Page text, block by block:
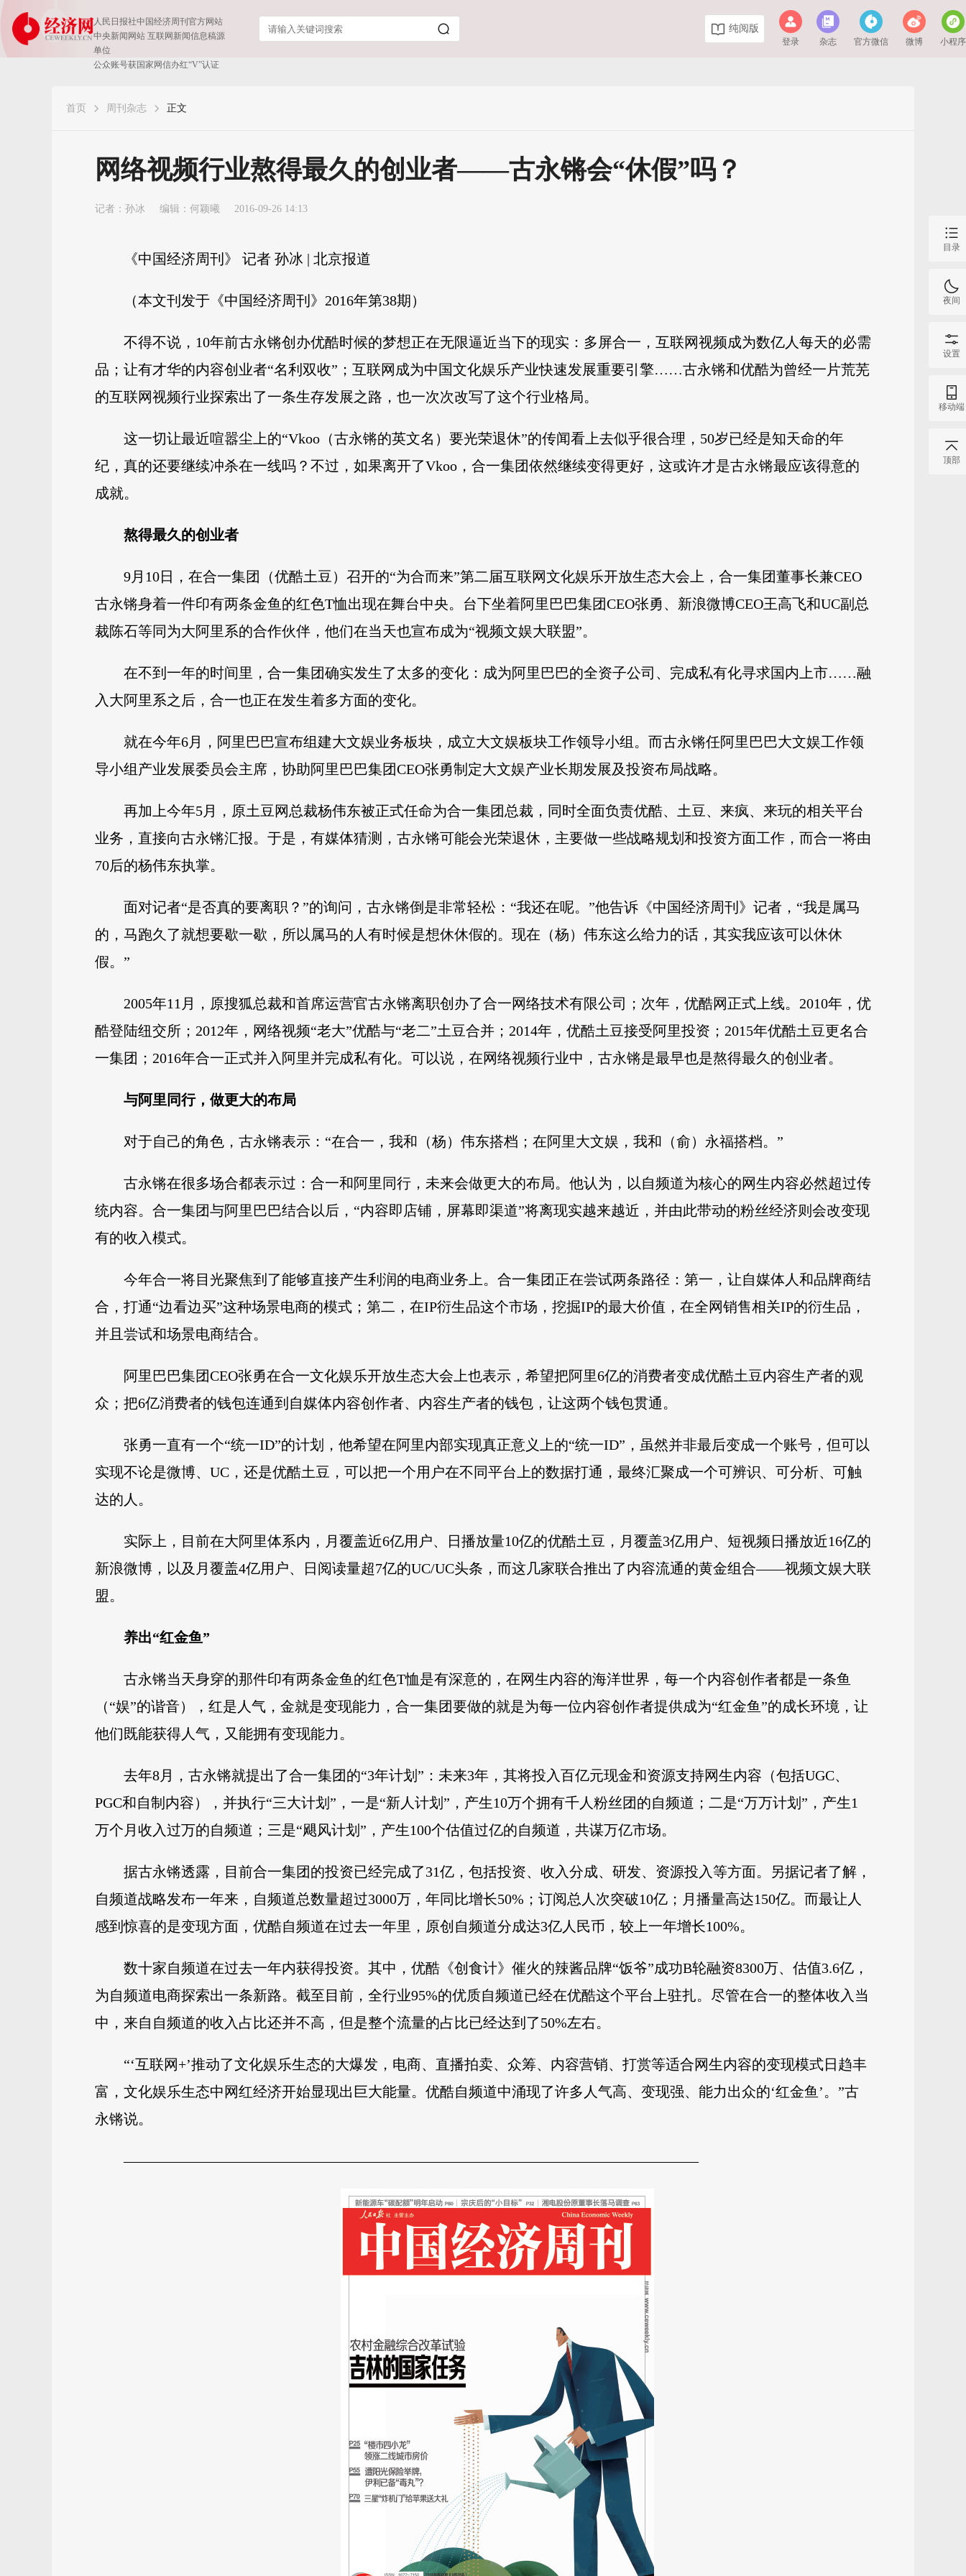
人民日报社中国经济周刊官方网站
中央新闻网站 互联网新闻信息稿源
单位
公众账号获国家网信办红“V”认证
纯阅版
登录 杂志 官方微信 微博 小程序
首页 周刊杂志 正文
网络视频行业熬得最久的创业者——古永锵会“休假”吗？
记者： 孙冰 编辑：何颖曦 2016-09-26 14:13
《中国经济周刊》 记者 孙冰 | 北京报道
（本文刊发于《中国经济周刊》2016年第38期）
不得不说，10年前古永锵创办优酷时候的梦想正在无限逼近当下的现实：多屏合一，互联网视频成为数亿人每天的必需
品；让有才华的内容创业者“名利双收”；互联网成为中国文化娱乐产业快速发展重要引擎……古永锵和优酷为曾经一片荒芜
的互联网视频行业探索出了一条生存发展之路，也一次次改写了这个行业格局。
这一切让最近喧嚣尘上的“Vkoo（古永锵的英文名）要光荣退休”的传闻看上去似乎很合理，50岁已经是知天命的年
纪，真的还要继续冲杀在一线吗？不过，如果离开了Vkoo，合一集团依然继续变得更好，这或许才是古永锵最应该得意的
成就。
熬得最久的创业者
9月10日，在合一集团（优酷土豆）召开的“为合而来”第二届互联网文化娱乐开放生态大会上，合一集团董事长兼CEO
古永锵身着一件印有两条金鱼的红色T恤出现在舞台中央。台下坐着阿里巴巴集团CEO张勇、新浪微博CEO王高飞和UC副总
裁陈石等同为大阿里系的合作伙伴，他们在当天也宣布成为“视频文娱大联盟”。
在不到一年的时间里，合一集团确实发生了太多的变化：成为阿里巴巴的全资子公司、完成私有化寻求国内上市……融
入大阿里系之后，合一也正在发生着多方面的变化。
就在今年6月，阿里巴巴宣布组建大文娱业务板块，成立大文娱板块工作领导小组。而古永锵任阿里巴巴大文娱工作领
导小组产业发展委员会主席，协助阿里巴巴集团CEO张勇制定大文娱产业长期发展及投资布局战略。
再加上今年5月，原土豆网总裁杨伟东被正式任命为合一集团总裁，同时全面负责优酷、土豆、来疯、来玩的相关平台
业务，直接向古永锵汇报。于是，有媒体猜测，古永锵可能会光荣退休，主要做一些战略规划和投资方面工作，而合一将由
70后的杨伟东执掌。
面对记者“是否真的要离职？”的询问，古永锵倒是非常轻松：“我还在呢。”他告诉《中国经济周刊》记者，“我是属马
的，马跑久了就想要歇一歇，所以属马的人有时候是想休休假的。现在（杨）伟东这么给力的话，其实我应该可以休休
假。”
2005年11月，原搜狐总裁和首席运营官古永锵离职创办了合一网络技术有限公司；次年，优酷网正式上线。2010年，优
酷登陆纽交所；2012年，网络视频“老大”优酷与“老二”土豆合并；2014年，优酷土豆接受阿里投资；2015年优酷土豆更名合
一集团；2016年合一正式并入阿里并完成私有化。可以说，在网络视频行业中，古永锵是最早也是熬得最久的创业者。
与阿里同行，做更大的布局
对于自己的角色，古永锵表示：“在合一，我和（杨）伟东搭档；在阿里大文娱，我和（俞）永福搭档。”
古永锵在很多场合都表示过：合一和阿里同行，未来会做更大的布局。他认为，以自频道为核心的网生内容必然超过传
统内容。合一集团与阿里巴巴结合以后，“内容即店铺，屏幕即渠道”将离现实越来越近，并由此带动的粉丝经济则会改变现
有的收入模式。
今年合一将目光聚焦到了能够直接产生利润的电商业务上。合一集团正在尝试两条路径：第一，让自媒体人和品牌商结
合，打通“边看边买”这种场景电商的模式；第二，在IP衍生品这个市场，挖掘IP的最大价值，在全网销售相关IP的衍生品，
并且尝试和场景电商结合。
阿里巴巴集团CEO张勇在合一文化娱乐开放生态大会上也表示，希望把阿里6亿的消费者变成优酷土豆内容生产者的观
众；把6亿消费者的钱包连通到自媒体内容创作者、内容生产者的钱包，让这两个钱包贯通。
张勇一直有一个“统一ID”的计划，他希望在阿里内部实现真正意义上的“统一ID”，虽然并非最后变成一个账号，但可以
实现不论是微博、UC，还是优酷土豆，可以把一个用户在不同平台上的数据打通，最终汇聚成一个可辨识、可分析、可触
达的人。
实际上，目前在大阿里体系内，月覆盖近6亿用户、日播放量10亿的优酷土豆，月覆盖3亿用户、短视频日播放近16亿的
新浪微博，以及月覆盖4亿用户、日阅读量超7亿的UC/UC头条，而这几家联合推出了内容流通的黄金组合——视频文娱大联
盟。
养出“红金鱼”
古永锵当天身穿的那件印有两条金鱼的红色T恤是有深意的，在网生内容的海洋世界，每一个内容创作者都是一条鱼
（“娱”的谐音），红是人气，金就是变现能力，合一集团要做的就是为每一位内容创作者提供成为“红金鱼”的成长环境，让
他们既能获得人气，又能拥有变现能力。
去年8月，古永锵就提出了合一集团的“3年计划”：未来3年，其将投入百亿元现金和资源支持网生内容（包括UGC、
PGC和自制内容），并执行“三大计划”，一是“新人计划”，产生10万个拥有千人粉丝团的自频道；二是“万万计划”，产生1
万个月收入过万的自频道；三是“飓风计划”，产生100个估值过亿的自频道，共谋万亿市场。
据古永锵透露，目前合一集团的投资已经完成了31亿，包括投资、收入分成、研发、资源投入等方面。另据记者了解，
自频道战略发布一年来，自频道总数量超过3000万，年同比增长50%；订阅总人次突破10亿；月播量高达150亿。而最让人
感到惊喜的是变现方面，优酷自频道在过去一年里，原创自频道分成达3亿人民币，较上一年增长100%。
数十家自频道在过去一年内获得投资。其中，优酷《创食计》催火的辣酱品牌“饭爷”成功B轮融资8300万、估值3.6亿，
为自频道电商探索出一条新路。截至目前，全行业95%的优质自频道已经在优酷这个平台上驻扎。尽管在合一的整体收入当
中，来自自频道的收入占比还并不高，但是整个流量的占比已经达到了50%左右。
“‘互联网+’推动了文化娱乐生态的大爆发，电商、直播拍卖、众筹、内容营销、打赏等适合网生内容的变现模式日趋丰
富，文化娱乐生态中网红经济开始显现出巨大能量。优酷自频道中涌现了许多人气高、变现强、能力出众的‘红金鱼’。”古
永锵说。
————————————————————————————————————————
目录
夜间
设置
移动端
顶部